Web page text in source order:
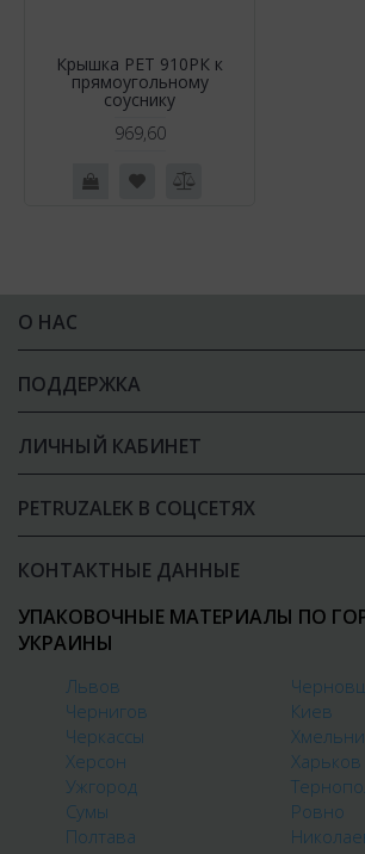
Крышка PЕТ 910РК к
прямоугольному
соуснику
969,60
О НАС
ПОДДЕРЖКА
ЛИЧНЫЙ КАБИНЕТ
PETRUZALEK В СОЦСЕТЯХ
КОНТАКТНЫЕ ДАННЫЕ
УПАКОВОЧНЫЕ МАТЕРИАЛЫ ПО
УКРАИНЫ
Львов
Чернигов
Киев
Черкассы
Херсон
Харьков
Ужгород
Сумы
Ровно
Полтава